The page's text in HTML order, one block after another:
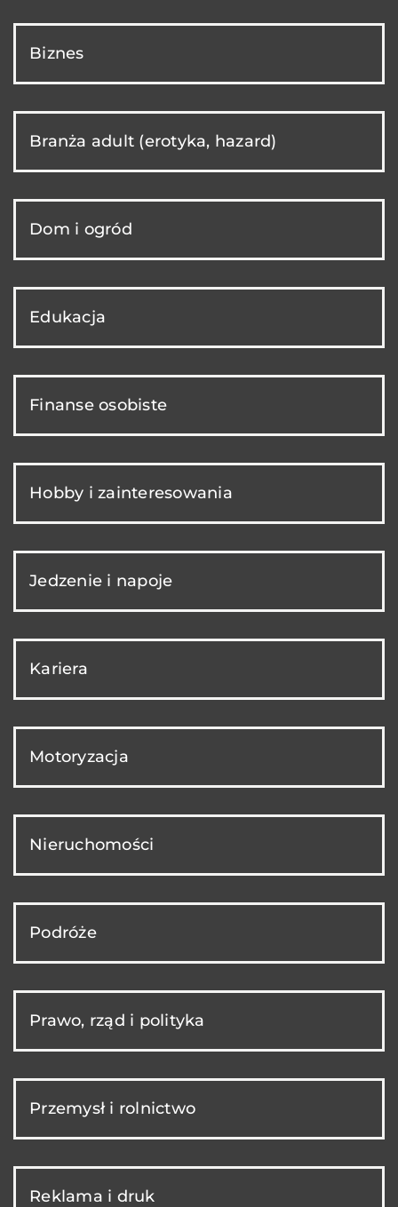
Biznes
Branża adult (erotyka, hazard)
Dom i ogród
Edukacja
Finanse osobiste
Hobby i zainteresowania
Jedzenie i napoje
Kariera
Motoryzacja
Nieruchomości
Podróże
Prawo, rząd i polityka
Przemysł i rolnictwo
Reklama i druk